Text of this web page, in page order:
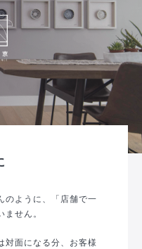
のように、「店舗で一
せん。
対面になる分、お客様